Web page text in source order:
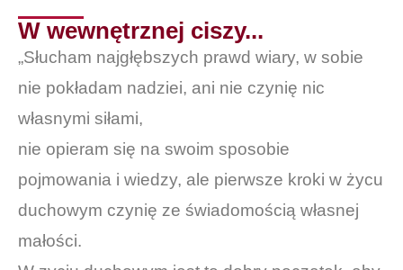
W wewnętrznej ciszy...
„Słucham najgłębszych prawd wiary, w sobie
nie pokładam nadziei, ani nie czynię nic
własnymi siłami,
nie opieram się na swoim sposobie
pojmowania i wiedzy, ale pierwsze kroki w życu
duchowym czynię ze świadomością własnej
małości.